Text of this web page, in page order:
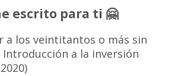
escrito para ti 🤗
a los veintitantos o más sin
a la inversión